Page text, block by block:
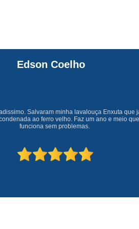
Waldirene
Monteiro
á 41 anos no mercado que sempre valoriza o
atendimento com garantia de todos o serviços.